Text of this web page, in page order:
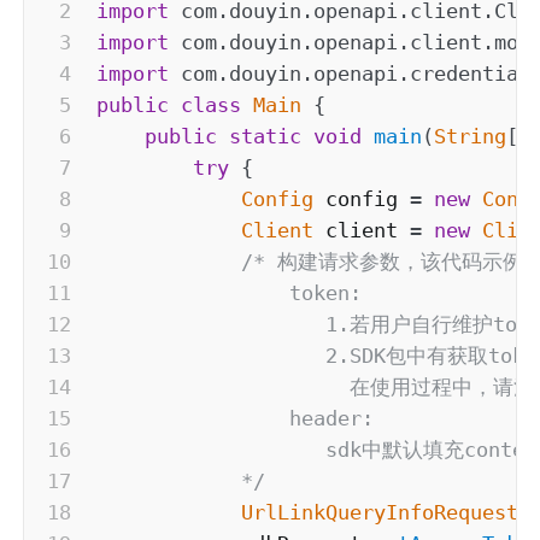
import com . douyin . openapi . client .
import com . douyin . openapi . client .
import com . douyin . openapi . credential
public class Main {
public static void main ( String [
try {
Config config = new
Client client = new
/* 构建请求参数，该代码示例
                token:
1.若用户自行维护
2.SDK包中有获取
在使用过程中，请注
                header:
sdk中默认填充
            */
UrlLinkQueryInfoRequest